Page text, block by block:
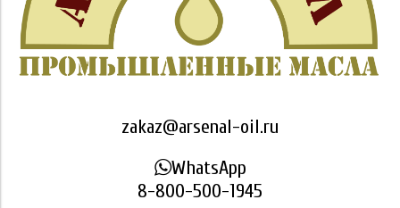
zakaz@arsenal-oil.ru
WhatsApp
8-800-500-1945